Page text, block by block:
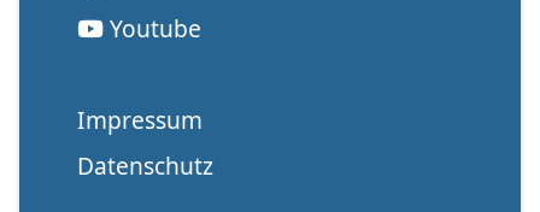
Youtube
Impressum
Datenschutz